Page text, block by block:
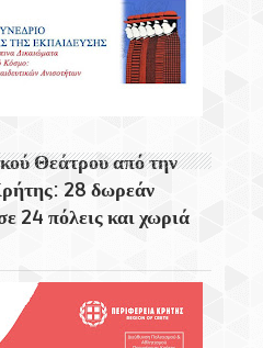
Θεάτρου από την
28 δωρεάν
24 πόλεις και χωριά